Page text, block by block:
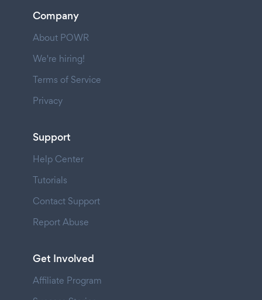
Company
About POWR
We're hiring!
Terms of Service
Privacy
Support
Help Center
Tutorials
Contact Support
Report Abuse
Get Involved
Affiliate Program